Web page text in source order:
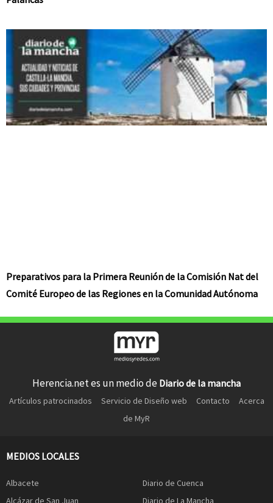
Preparativos para la Primera Reunión de la Comisión Nat del
Comité Europeo de las Regiones en la Comunidad Autónoma
Herencia.net es un medio de Diario de la mancha
Artículos patrocinados Servicio de Diseño web Contacto
Acerca
de MyR
MEDIOS LOCALES
Albacete
Alcázar de San Juan
Diario de Cuenca
Diario de La Mancha